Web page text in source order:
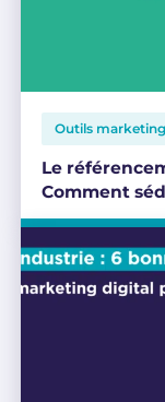
Outils marketing
Le
Comment